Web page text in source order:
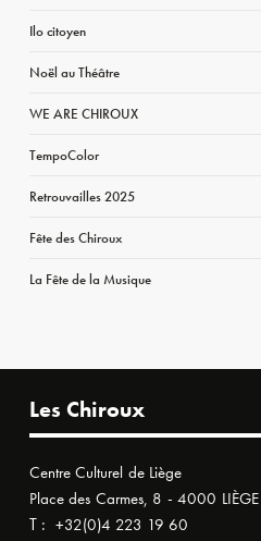
Ilo citoyen
Noël au Théâtre
WE ARE CHIROUX
TempoColor
Retrouvailles 2025
Fête des Chiroux
La Fête de la Musique
Les Chiroux
Centre Culturel de Liège
Place des Carmes, 8 - 4000 LIÈGE
T : +32(0)4 223 19 60